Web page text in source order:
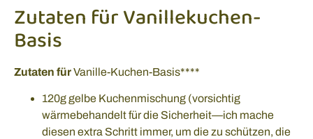
Zutaten für Vanillekuchen-
Basis
Zutaten fürVanille-Kuchen-Basis****
120g gelbe Kuchenmischung (vorsichtig
wärmebehandelt für die Sicherheit—ich mache
diesen extra Schritt immer, um die zu schützen, die